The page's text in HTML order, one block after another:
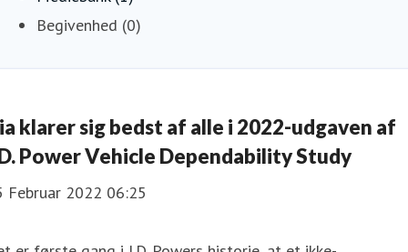
Begivenhed (0)
klarer sig bedst af alle i 2022-udgaven af
Power Vehicle Dependability Study
Februar 2022 06:25